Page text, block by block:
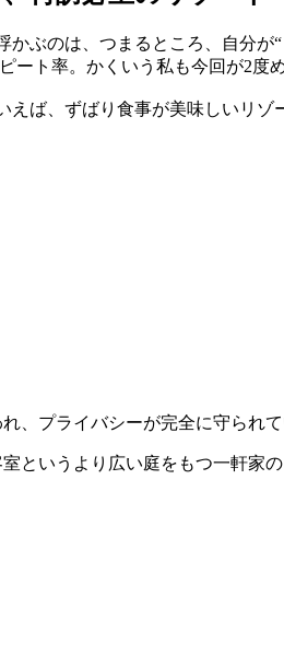
かぶのは、つまるところ、自分
ート率。かくいう私も今回が2度
えば、ずばり食事が美味しいリ
、プライバシーが完全に守られて
というより広い庭をもつ一軒家の